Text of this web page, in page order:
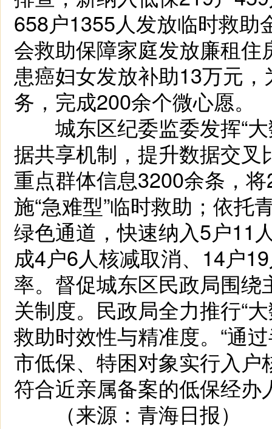
658户1355人发放临时救助
会救助保障家庭发放廉租
患癌妇女发放补助13万元
务，完成200余个微心愿。
城东区纪委监委发挥“大
据共享机制，提升数据交
重点群体信息3200余条，
施“急难型”临时救助；依托
绿色通道，快速纳入5户11
成4户6人核减取消、14户
率。督促城东区民政局围
关制度。民政局全力推行“
救助时效性与精准度。“通
市低保、特困对象实行入
符合近亲属备案的低保经
（来源：青海日报）